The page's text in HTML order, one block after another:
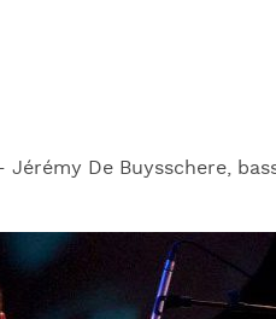
De Buysschere,